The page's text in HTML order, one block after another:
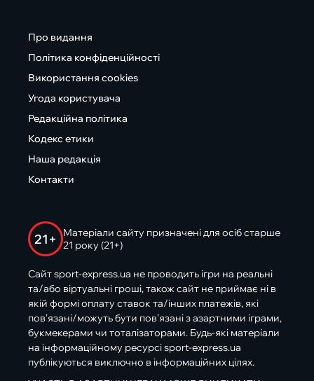
Про видання
Політика конфіденційності
Використання cookies
Угода користувача
Редакційна політика
Кодекс етики
Наша редакція
Контакти
21+
Матеріали сайту призначені для осіб старше
21 року (21+)
Сайт sport-express.ua не проводить ігри на реальні
та/або віртуальні гроші, також сайт не приймає ні в
якій формі оплату ставок та/інших платежів, які
пов’язані/можуть бути пов’язані з азартними іграми,
букмекерами чи тоталізаторами. Будь-які матеріали
на інформаційному ресурсі sport-express.ua
публікуються виключно в інформаційних цілях.